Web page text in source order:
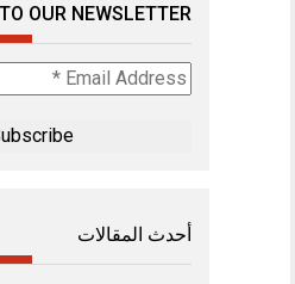
OUR NEWSLETTER
Email
Address
أحدث المقالات